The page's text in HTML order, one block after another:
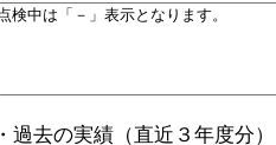
・過去の実績（直近３年度分